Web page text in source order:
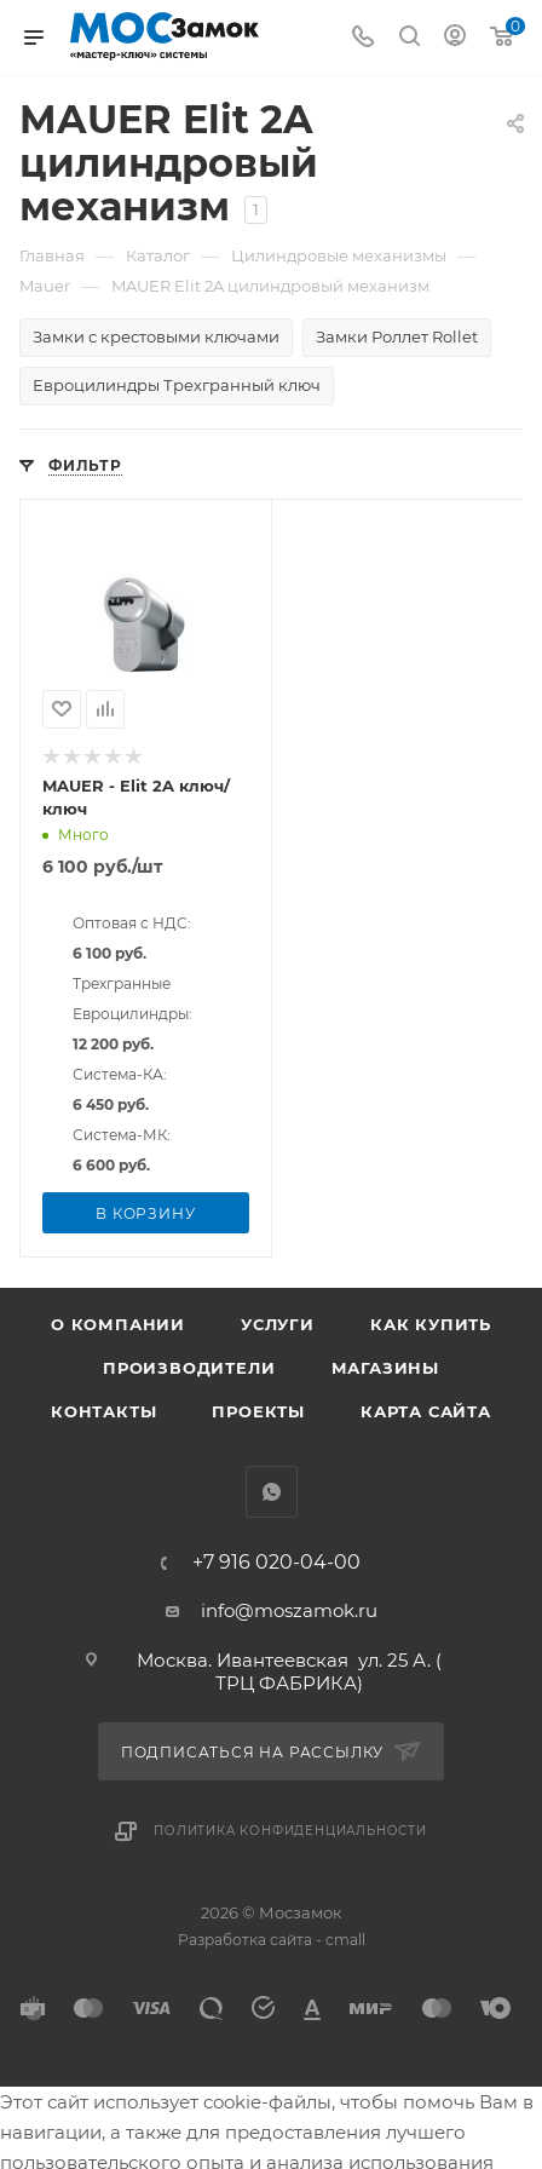
0
MAUER Elit 2A
цилиндровый
механизм
1
Главная — Каталог — Цилиндровые механизмы —
Mauer — MAUER Elit 2A цилиндровый механизм
Замки с крестовыми ключами Замки Роллет Rollet
Евроцилиндры Трехгранный ключ
ФИЛЬТР
MAUER - Elit 2A ключ/
ключ
Много
6 100 руб./шт
Оптовая с НДС:
6 100 руб.
Трехгранные
Евроцилиндры:
12 200 руб.
Система-КА:
6 450 руб.
Система-МК:
6 600 руб.
В КОРЗИНУ
О КОМПАНИИ УСЛУГИ КАК КУПИТЬ
ПРОИЗВОДИТЕЛИ МАГАЗИНЫ
КОНТАКТЫ ПРОЕКТЫ КАРТА САЙТА
+7 916 020-04-00
info@moszamok.ru
Москва. Ивантеевская ул. 25 А. (
ТРЦ ФАБРИКА)
ПОДПИСАТЬСЯ НА РАССЫЛКУ
ПОЛИТИКА КОНФИДЕНЦИАЛЬНОСТИ
2026 © Мосзамок
Разработка сайта - cmall
Этот сайт использует cookie-файлы, чтобы помочь Вам в
навигации, а также для предоставления лучшего
пользовательского опыта и анализа использования